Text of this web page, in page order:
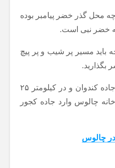
محل گذر خضر پیامبر بوده
خضر نبی است.
باید مسیر پر شیب و پر پیچ
بگذارید.
وارد جاده کندوان و در کیلومتر ۲۵
چالوس وارد جاده کجور
در چالوس